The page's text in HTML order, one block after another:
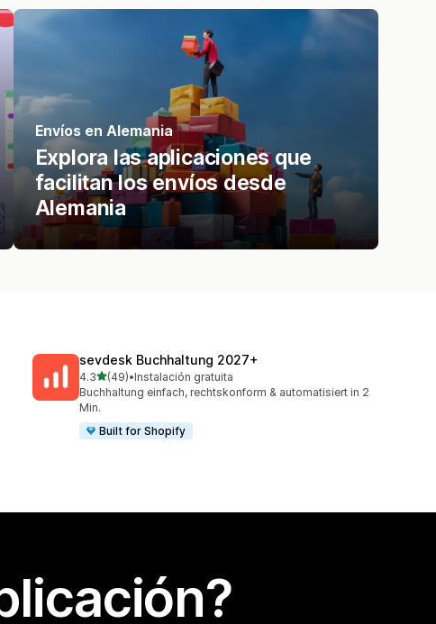
Envíos en Alemania
Explora las aplicaciones que
facilitan los envíos desde
Alemania
sevdesk Buchhaltung 2027+
4.3de 5 estrellas
(49)
49 reseñas en total
•Instalación gratuita
Buchhaltung einfach, rechtskonform & automatisiert in 2
Min.
Built for Shopify